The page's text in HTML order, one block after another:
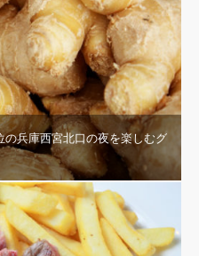
兵庫西宮北口の夜を楽しむグ